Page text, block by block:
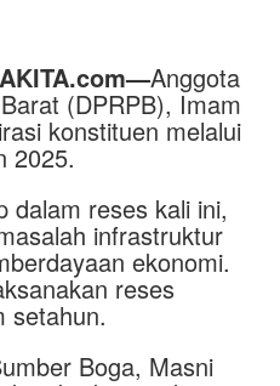
Anggota
(DPRPB), Imam
konstituen melalui
2025.
dalam reses kali ini,
infrastruktur
ekonomi.
reses
setahun.
Boga, Masni